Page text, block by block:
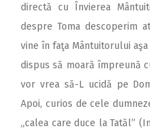
directă cu Învierea
despre Toma descoperim
vine în faţa Mântuitorului
dispus să moară împreună
vor vrea să-L ucidă pe
Apoi, curios de cele
„calea care duce la Tatăl”